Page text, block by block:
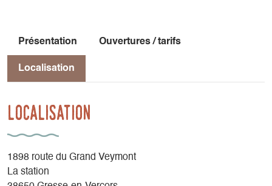
Présentation Ouvertures / tarifs
Localisation
Localisation
1898 route du Grand Veymont
La station